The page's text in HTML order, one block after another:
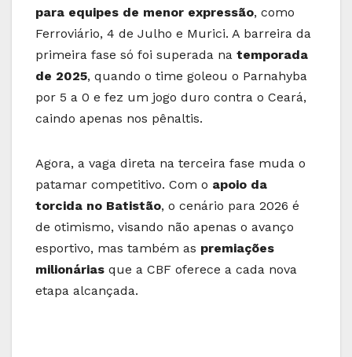
para equipes de menor expressão, como
Ferroviário, 4 de Julho e Murici. A barreira da
primeira fase só foi superada na temporada
de 2025, quando o time goleou o Parnahyba
por 5 a 0 e fez um jogo duro contra o Ceará,
caindo apenas nos pênaltis.
Agora, a vaga direta na terceira fase muda o
patamar competitivo. Com o apoio da
torcida no Batistão, o cenário para 2026 é
de otimismo, visando não apenas o avanço
esportivo, mas também as premiações
milionárias que a CBF oferece a cada nova
etapa alcançada.